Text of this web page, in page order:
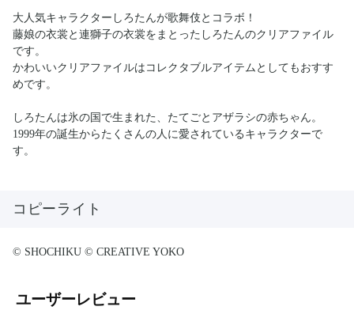
大人気キャラクターしろたんが歌舞伎とコラボ！
藤娘の衣裳と連獅子の衣裳をまとったしろたんのクリアファイル
です。
かわいいクリアファイルはコレクタブルアイテムとしてもおすす
めです。
しろたんは氷の国で生まれた、たてごとアザラシの赤ちゃん。
1999年の誕生からたくさんの人に愛されているキャラクターで
す。
コピーライト
© SHOCHIKU © CREATIVE YOKO
ユーザーレビュー